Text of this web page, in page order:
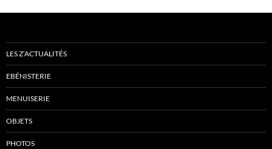
LES Z’ACTUALITÉS
EBÉNISTERIE
MENUISERIE
OBJETS
PHOTOS